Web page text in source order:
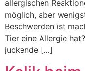
allergischen
möglich, aber
Beschwerden ist
Tier eine Allergie
juckende […]